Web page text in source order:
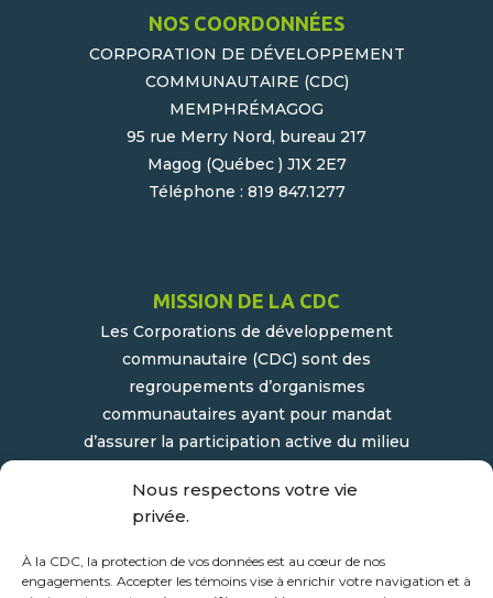
Nous respectons votre vie
privée.
À la CDC, la protection de vos données est au cœur de nos
engagements. Accepter les témoins vise à enrichir votre navigation et à
NOS COORDONNÉES
CORPORATION DE DÉVELOPPEMENT
COMMUNAUTAIRE (CDC)
MEMPHRÉMAGOG
95 rue Merry Nord, bureau 217
Magog (Québec ) J1X 2E7
Téléphone : 819 847.1277
MISSION DE LA CDC
Les Corporations de développement
communautaire (CDC) sont des
regroupements d’organismes
communautaires ayant pour mandat
d’assurer la participation active du milieu
développement socioéconomique de leur